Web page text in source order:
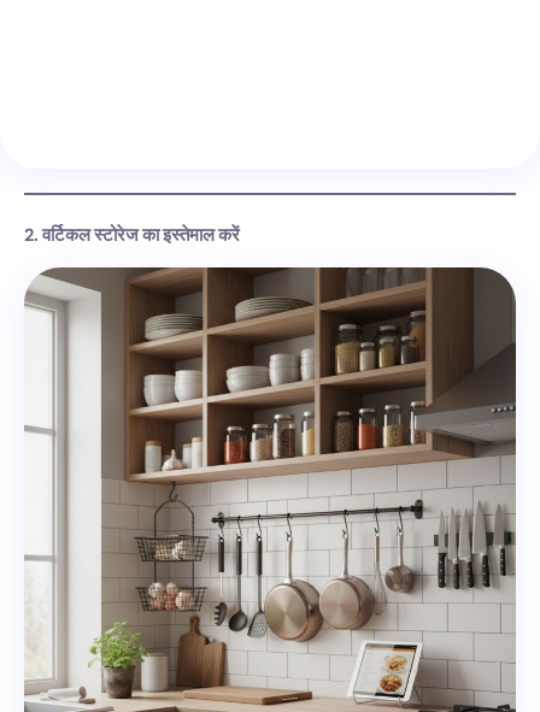
2. वर्टिकल स्टोरेज का इस्तेमाल करें